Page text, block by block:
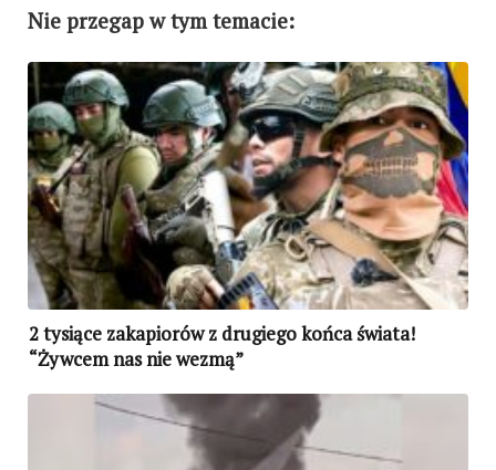
Nie przegap w tym temacie:
2 tysiące zakapiorów z drugiego końca świata!
“Żywcem nas nie wezmą”